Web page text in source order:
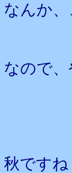
なんか
なので
秋ですね